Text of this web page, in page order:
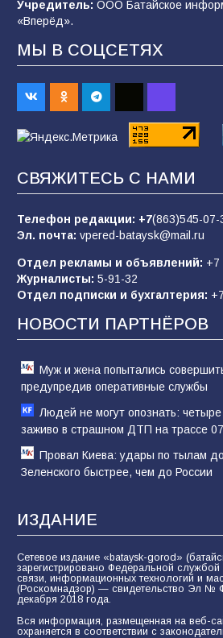
99 04.08.2026
Будет ли мобилизация в
после выборов: в Госдуме
93 06.08.2026
заявления о мобилизации —
85 01.08.2026
«Слухами Москву не
заявления Киева о
отчаяние, а не разведка
81 02.08.2026
Учредитель: ООО Батайское
«Вперёд».
МЫ В СОЦСЕТЯХ
СВЯЖИТЕСЬ С НАМИ
Телефон редакции: +7(863)545-07-
Эл. почта: vpered-bataysk@mail.ru
Отдел рекламы и объявлений: +7
Журналисты: 5-91-32
Отдел подписки и бухгалтерия:
НОВОСТИ ПАРТНЁРОВ
Муж и жена попытались
предупредив оперативные службы
Людей не могут опознать: четыре
заживо в страшном ДТП на трассе
Провал Киева: удары по тылам
Зеленского быстрее, чем до России
ИЗДАНИЕ
Сетевое издание «bataysk-gorod»
зарегистрировано Федеральной
связи, информационных технологий и
(Роскомнадзор) — свидетельство Эл №
декабря 2018 года.
Вся информация, размещенная на веб-
охраняется в соответствии с